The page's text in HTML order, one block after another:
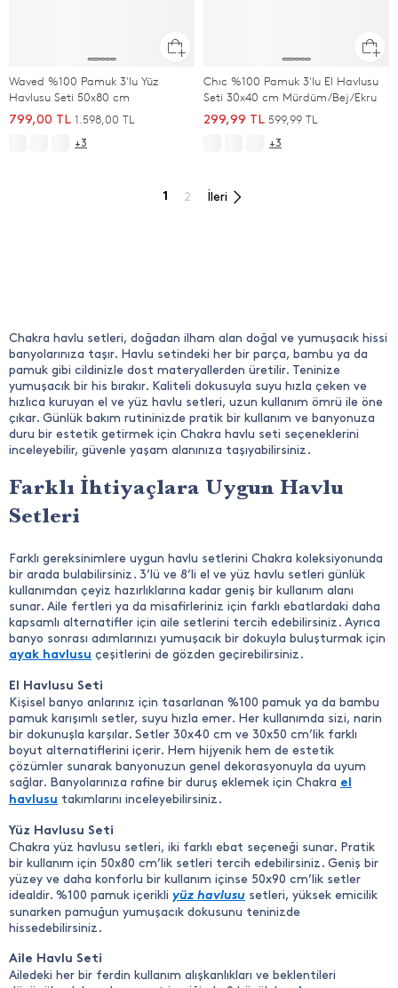
Waved %100 Pamuk 3'lu Yüz
Havlusu Seti 50x80 cm
799,00 TL 1.598,00 TL
+3
Chıc %100 Pamuk 3'lu El Havlusu
Seti 30x40 cm Mürdüm/Bej/Ekru
299,99 TL 599,99 TL
+3
1 2 İleri
Chakra havlu setleri, doğadan ilham alan doğal ve yumuşacık hissi
banyolarınıza taşır. Havlu setindeki her bir parça, bambu ya da
pamuk gibi cildinizle dost materyallerden üretilir. Teninize
yumuşacık bir his bırakır. Kaliteli dokusuyla suyu hızla çeken ve
hızlıca kuruyan el ve yüz havlu setleri, uzun kullanım ömrü ile öne
çıkar. Günlük bakım rutininizde pratik bir kullanım ve banyonuza
duru bir estetik getirmek için Chakra havlu seti seçeneklerini
inceleyebilir, güvenle yaşam alanınıza taşıyabilirsiniz.
Farklı İhtiyaçlara Uygun Havlu
Setleri
Farklı gereksinimlere uygun havlu setlerini Chakra koleksiyonunda
bir arada bulabilirsiniz. 3’lü ve 8’li el ve yüz havlu setleri günlük
kullanımdan çeyiz hazırlıklarına kadar geniş bir kullanım alanı
sunar. Aile fertleri ya da misafirleriniz için farklı ebatlardaki daha
kapsamlı alternatifler için aile setlerini tercih edebilirsiniz. Ayrıca
banyo sonrası adımlarınızı yumuşacık bir dokuyla buluşturmak için
ayak havlusu çeşitlerini de gözden geçirebilirsiniz.
El Havlusu Seti
Kişisel banyo anlarınız için tasarlanan %100 pamuk ya da bambu
pamuk karışımlı setler, suyu hızla emer. Her kullanımda sizi, narin
bir dokunuşla karşılar. Setler 30x40 cm ve 30x50 cm’lik farklı
boyut alternatiflerini içerir. Hem hijyenik hem de estetik
çözümler sunarak banyonuzun genel dekorasyonuyla da uyum
sağlar. Banyolarınıza rafine bir duruş eklemek için Chakra el
havlusu takımlarını inceleyebilirsiniz.
Yüz Havlusu Seti
Chakra yüz havlusu setleri, iki farklı ebat seçeneği sunar. Pratik
bir kullanım için 50x80 cm’lik setleri tercih edebilirsiniz. Geniş bir
yüzey ve daha konforlu bir kullanım içinse 50x90 cm’lik setler
idealdir. %100 pamuk içerikli yüz havlusu setleri, yüksek emicilik
sunarken pamuğun yumuşacık dokusunu teninizde
hissedebilirsiniz.
Aile Havlu Seti
Ailedeki her bir ferdin kullanım alışkanlıkları ve beklentileri